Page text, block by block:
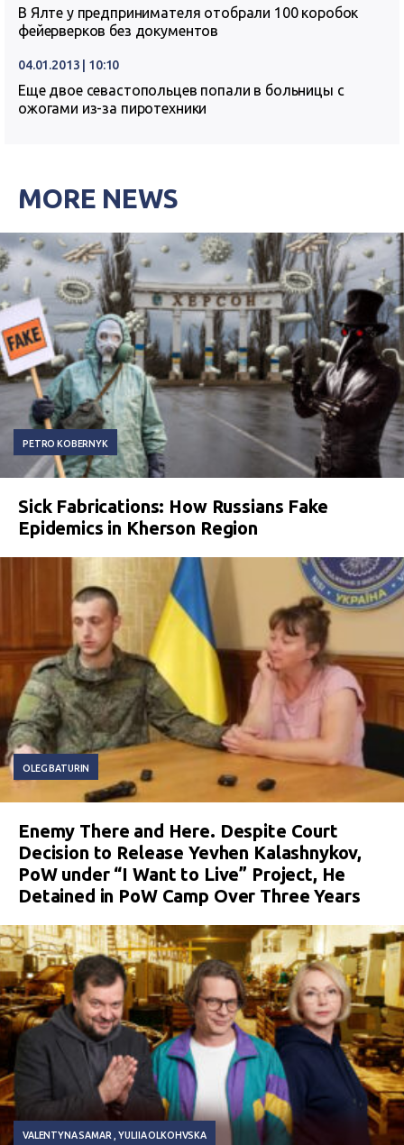
В Ялте у предпринимателя отобрали 100 коробок
фейерверков без документов
04.01.2013 | 10:10
Еще двое севастопольцев попали в больницы с
ожогами из-за пиротехники
MORE NEWS
PETRO KOBERNYK
Sick Fabrications: How Russians Fake
Epidemics in Kherson Region
OLEG BATURIN
Enemy There and Here. Despite Court
Decision to Release Yevhen Kalashnykov,
PoW under “I Want to Live” Project, He
Detained in PoW Camp Over Three Years
VALENTYNA SAMAR YULIIA OLKOHVSKA